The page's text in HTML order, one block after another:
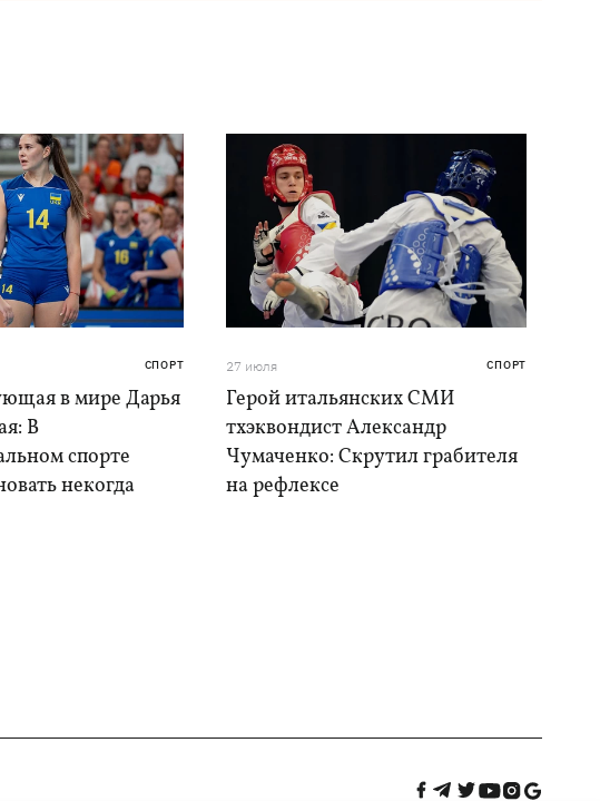
СПОРТ
в мире Дарья
В
спорте
некогда
27 июля СПОРТ
Герой итальянских СМИ
тхэквондист Александр
Чумаченко: Скрутил грабителя
на рефлексе